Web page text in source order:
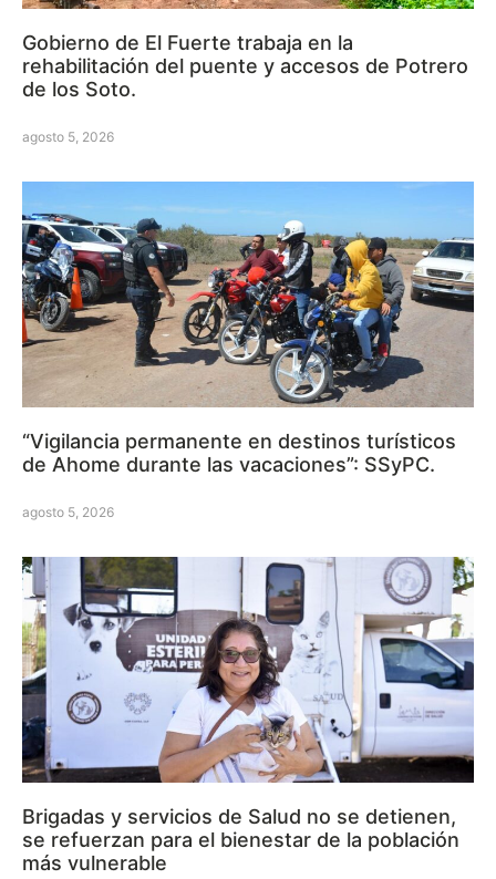
Gobierno de El Fuerte trabaja en la
rehabilitación del puente y accesos de Potrero
de los Soto.
agosto 5, 2026
“Vigilancia permanente en destinos turísticos
de Ahome durante las vacaciones”: SSyPC.
agosto 5, 2026
Brigadas y servicios de Salud no se detienen,
se refuerzan para el bienestar de la población
más vulnerable